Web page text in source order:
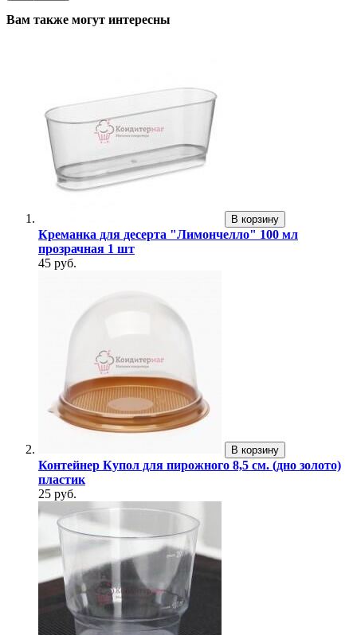
Вам также могут интересны
В корзину
Креманка для десерта "Лимончелло" 100 мл
прозрачная 1 шт
45 руб.
В корзину
Контейнер Купол для пирожного 8,5 см. (дно золото)
пластик
25 руб.